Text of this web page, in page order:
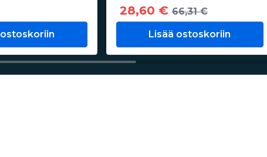
28,60 € 66,31 €
Lisää ostoskoriin